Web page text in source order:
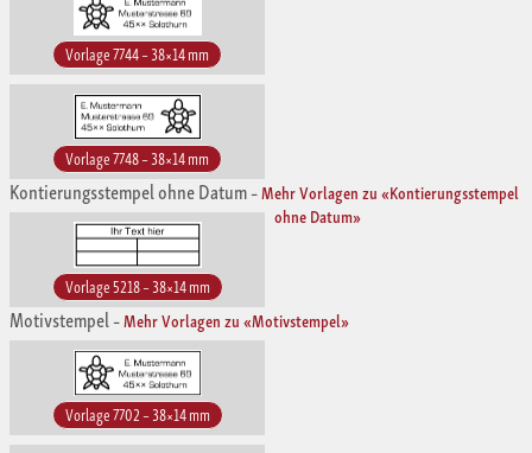
Vorlage 7744 – 38×14 mm
Vorlage 7748 – 38×14 mm
Kontierungsstempel ohne Datum–Mehr Vorlagen zu «Kontierungsstempel
ohne Datum»
Vorlage 5218 – 38×14 mm
Motivstempel–Mehr Vorlagen zu «Motivstempel»
Vorlage 7702 – 38×14 mm